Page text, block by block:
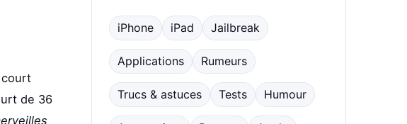
de 36
iPhone iPad Jailbreak
Applications Rumeurs
Trucs & astuces Tests Humour